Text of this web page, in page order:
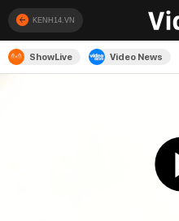
KENH14.VN
ShowLive Video News